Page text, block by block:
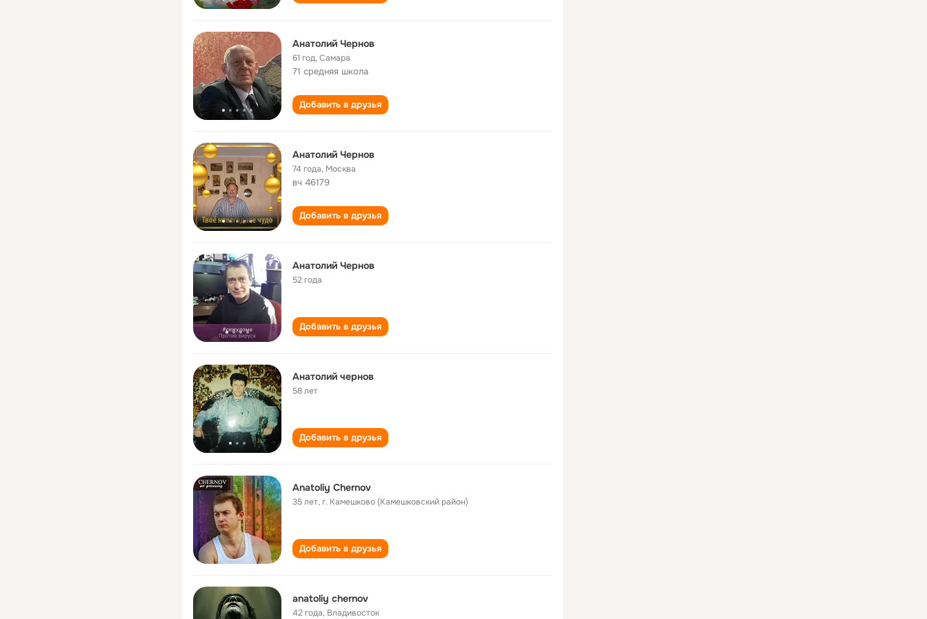
Анатолий Чернов
61 год,Самара
71 средняя школа
Добавить в друзья
Анатолий Чернов
74 года, Москва
вч 46179
Добавить в друзья
Анатолий Чернов
52 года
Добавить в друзья
Анатолий чернов
58 лет
Добавить в друзья
Anatoliy Chernov
35 лет,г. Камешково (Камешковский район)
Добавить в друзья
anatoliy chernov
42 года, Владивосток